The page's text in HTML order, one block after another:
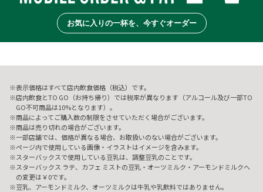
お気に入りの一杯を、今すぐオーダー
表示価格はすべて店内飲食価格（税込）です。
店内飲食とTO GO（お持ち帰り）では税率が異なります（アルコール及び一部TO
GO不可商品は10%となります）。
商品によってご購入数の制限をさせていただく場合がございます。
商品は売り切れの場合がございます。
一部店舗では、価格が異なる場合、お取扱いのない場合がございます。
ページ内で使用している画像・イラストはイメージを含みます。
スターバックスで使用している豆乳は、調整豆乳のことです。
スターバックス ラテ、カフェ ミストの豆乳・オーツミルク・アーモンドミルクへ
の変更は￥0です。
豆乳、アーモンドミルク、オーツミルクは牛乳や乳飲料ではありません。